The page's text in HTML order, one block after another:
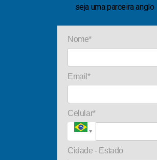
seja uma parceira anglo
Nome*
Email*
Celular*
Cidade - Estado